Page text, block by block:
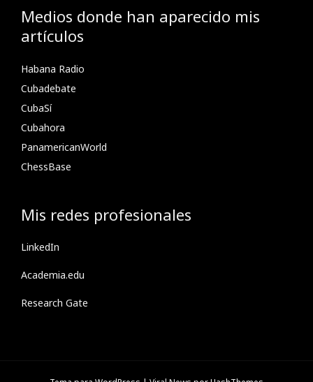
Medios donde han aparecido mis
artículos
Habana Radio
Cubadebate
CubaSí
Cubahora
PanamericanWorld
ChessBase
Mis redes profesionales
LinkedIn
Academia.edu
Research Gate